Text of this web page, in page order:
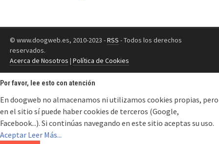
© www.doogweb.es, 2010-2023 -RSS - Todos los derechos
reservados.
Acerca de Nosotros | Política de Cookies
Por favor, lee esto con atención
En doogweb no almacenamos ni utilizamos cookies propias, pero
en el sitio sí puede haber cookies de terceros (Google,
Facebook...). Si continúas navegando en este sitio aceptas su uso.
Aceptar Leer Más...